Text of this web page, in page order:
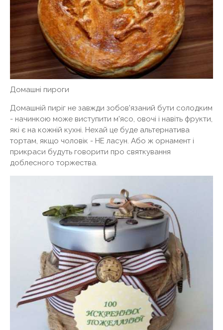
Домашні пироги
Домашній пиріг не завжди зобов'язаний бути солодким
- начинкою може виступити м'ясо, овочі і навіть фрукти,
які є на кожній кухні. Нехай це буде альтернатива
тортам, якщо чоловік - НЕ ласун. Або ж орнамент і
прикраси будуть говорити про святкування
доблесного торжества.